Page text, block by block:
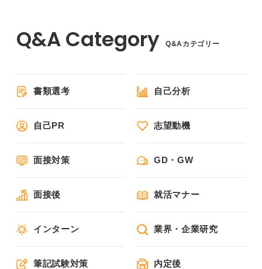
Q&Aカテゴリー
書類選考 自己分析
自己PR 志望動機
面接対策 GD・GW
面接後 就活マナー
インターン 業界・企業研究
筆記試験対策 内定後